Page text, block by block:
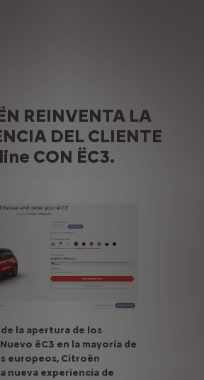
REINVENTA LA
DEL CLIENTE
CON ËC3.
la apertura de los
ëC3 en la mayoría de
europeos, Citroën
nueva experiencia de